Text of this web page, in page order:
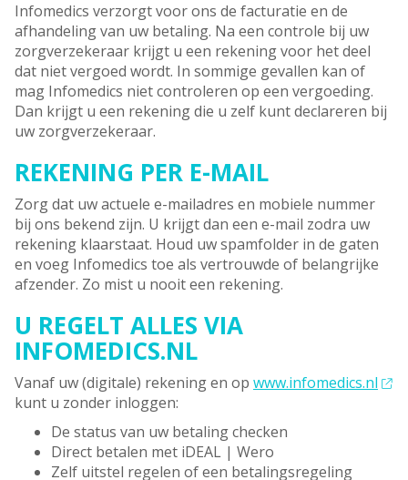
Infomedics verzorgt voor ons de facturatie en de
afhandeling van uw betaling. Na een controle bij uw
zorgverzekeraar krijgt u een rekening voor het deel
dat niet vergoed wordt. In sommige gevallen kan of
mag Infomedics niet controleren op een vergoeding.
Dan krijgt u een rekening die u zelf kunt declareren bij
uw zorgverzekeraar.
REKENING PER E-MAIL
Zorg dat uw actuele e-mailadres en mobiele nummer
bij ons bekend zijn. U krijgt dan een e-mail zodra uw
rekening klaarstaat. Houd uw spamfolder in de gaten
en voeg Infomedics toe als vertrouwde of belangrijke
afzender. Zo mist u nooit een rekening.
U REGELT ALLES VIA
INFOMEDICS.NL
Vanaf uw (digitale) rekening en op www.infomedics.nl
kunt u zonder inloggen:
De status van uw betaling checken
Direct betalen met iDEAL | Wero
Zelf uitstel regelen of een betalingsregeling